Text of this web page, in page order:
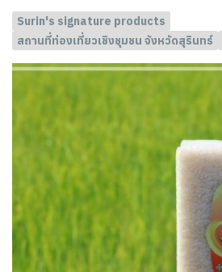
Surin's signature products
สถานที่ท่องเที่ยวเชิงชุมชน จังหวัดสุรินทร์